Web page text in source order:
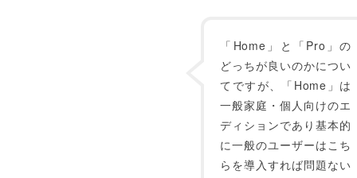
「Home」と「Pro」の
どっちが良いのかについ
てですが、「Home」は
一般家庭・個人向けのエ
ディションであり基本的
に一般のユーザーはこち
らを導入すれば問題ない